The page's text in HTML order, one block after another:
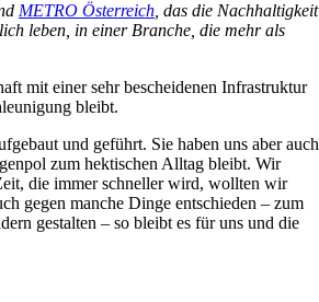
METRO Österreich , das die Nachhaltigkeit
leben, in einer Branche, die mehr als
mit einer sehr bescheidenen Infrastruktur
bleibt.
und geführt. Sie haben uns aber auch
zum hektischen Alltag bleibt. Wir
die immer schneller wird, wollten wir
gegen manche Dinge entschieden – zum
gestalten – so bleibt es für uns und die